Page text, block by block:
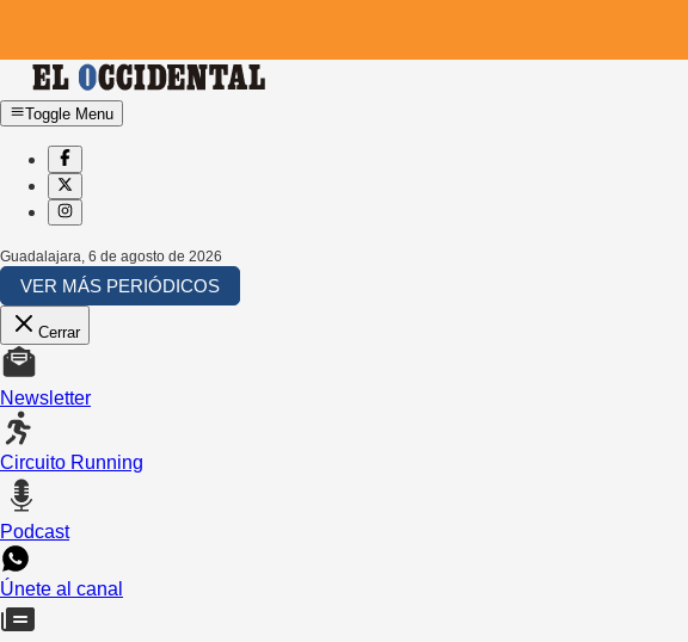
Toggle Menu
Guadalajara, 6 de agosto de 2026
VER MÁS PERIÓDICOS
Cerrar
Newsletter
Circuito Running
Podcast
Únete al canal